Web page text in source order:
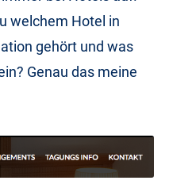
welchem Hotel in
gehört und was
Genau das meine